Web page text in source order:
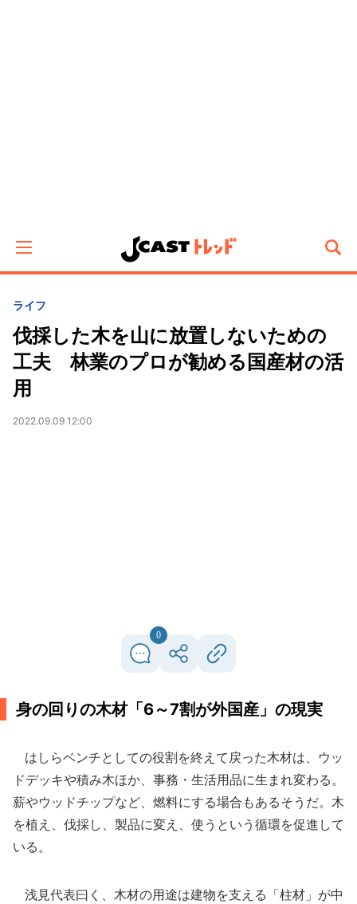
ライフ
伐採した木を山に放置しないための
工夫 林業のプロが勧める国産材の活
用
2022.09.09 12:00
0
身の回りの木材「6～7割が外国産」の現実
はしらベンチとしての役割を終えて戻った木材は、ウッ
ドデッキや積み木ほか、事務・生活用品に生まれ変わる。
薪やウッドチップなど、燃料にする場合もあるそうだ。木
を植え、伐採し、製品に変え、使うという循環を促進して
いる。
浅見代表曰く、木材の用途は建物を支える「柱材」が中